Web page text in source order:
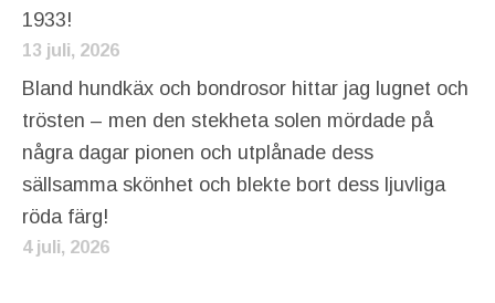
1933!
13 juli, 2026
Bland hundkäx och bondrosor hittar jag lugnet och
trösten – men den stekheta solen mördade på
några dagar pionen och utplånade dess
sällsamma skönhet och blekte bort dess ljuvliga
röda färg!
4 juli, 2026